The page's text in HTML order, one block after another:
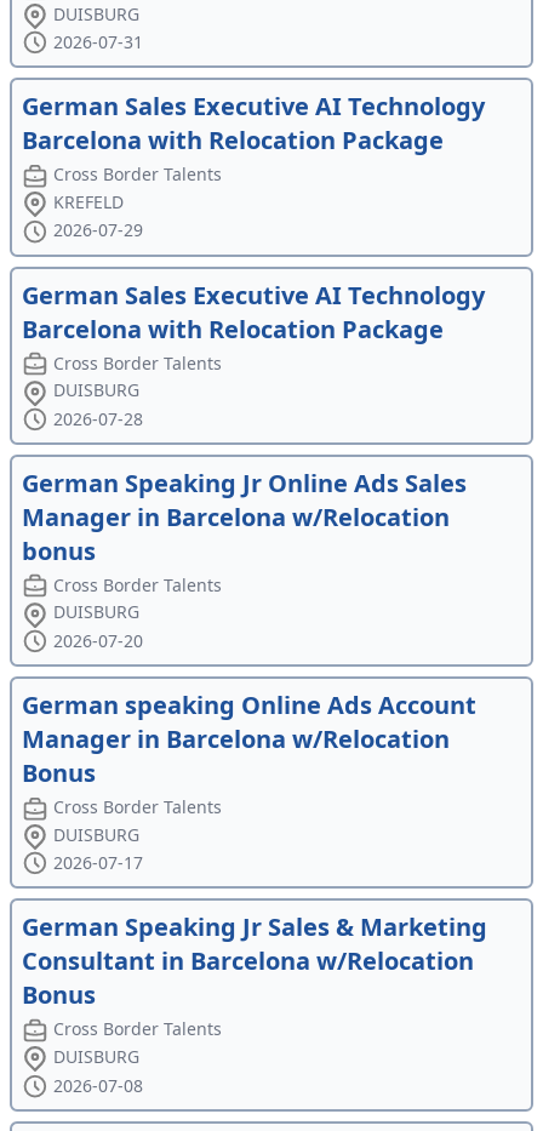
DUISBURG
2026-07-31
German Sales Executive AI Technology
Barcelona with Relocation Package
Cross Border Talents
KREFELD
2026-07-29
German Sales Executive AI Technology
Barcelona with Relocation Package
Cross Border Talents
DUISBURG
2026-07-28
German Speaking Jr Online Ads Sales
Manager in Barcelona w/Relocation
bonus
Cross Border Talents
DUISBURG
2026-07-20
German speaking Online Ads Account
Manager in Barcelona w/Relocation
Bonus
Cross Border Talents
DUISBURG
2026-07-17
German Speaking Jr Sales & Marketing
Consultant in Barcelona w/Relocation
Bonus
Cross Border Talents
DUISBURG
2026-07-08